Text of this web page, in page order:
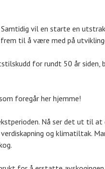
vil en starte en
til å være med på
for rundt 50 år
foregår her hjemme!
Nå ser det ut til
og klimatiltak.